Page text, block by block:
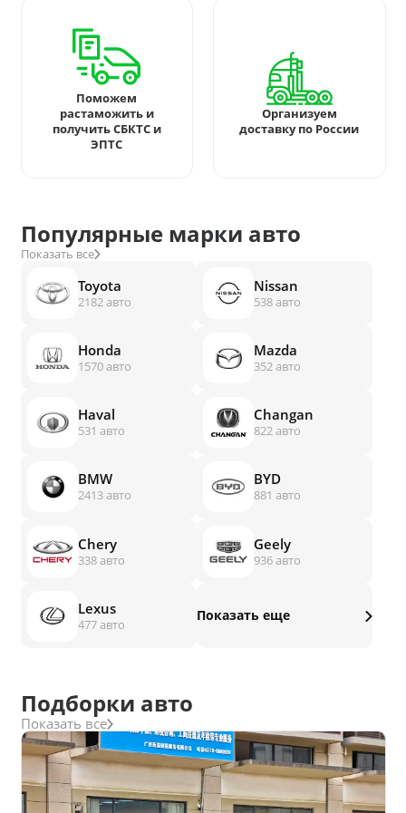
Поможем
растаможить и
получить СБКТС и
ЭПТС
Организуем
доставку по России
Популярные марки авто
Показать все
Toyota
2182 авто
Nissan
538 авто
Honda
1570 авто
Mazda
352 авто
Haval
531 авто
Changan
822 авто
BMW
2413 авто
BYD
881 авто
Chery
338 авто
Geely
936 авто
Lexus
477 авто
Показать еще
Подборки авто
Показать все